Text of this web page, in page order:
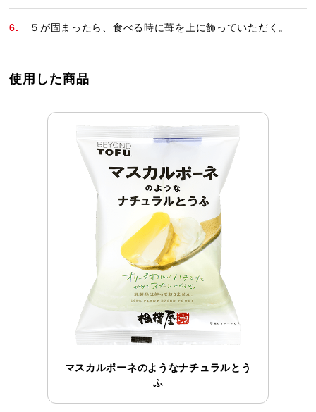
５が固まったら、食べる時に苺を上に飾っていただく。
使用した商品
マスカルポーネのようなナチュラルとう
ふ